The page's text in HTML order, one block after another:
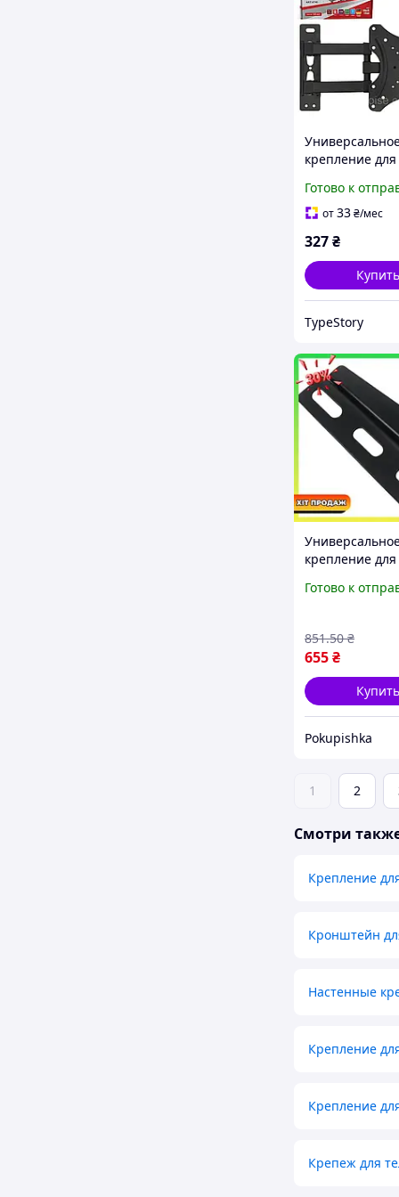
крепление для
302W,
42", до 35 кг
Готово к
от33₴/мес
327₴
Купить
TypeStory
крепление для
дюймов, V-Star
Готово к
655₴
851.50 ₴
Купить
Pokupishka
1 2
Смотри
Крепление
Кронштейн
Настенные
Крепление
Крепление
Крепеж для